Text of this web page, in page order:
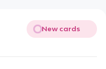
New cards